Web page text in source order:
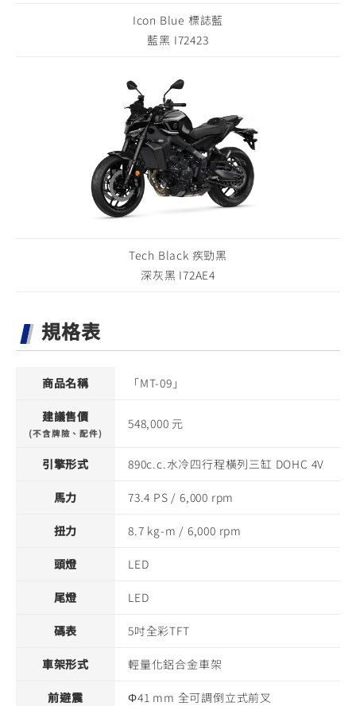
Icon Blue 標誌藍
藍黑 I72423
Tech Black 疾勁黑
深灰黑 I72AE4
規格表
商品名稱 「MT-09」
建議售價
(不含牌險、配件)
548,000 元
引擎形式 890c.c.水冷四行程橫列三缸 DOHC 4V
馬力 73.4 PS / 6,000 rpm
扭力 8.7 kg-m / 6,000 rpm
頭燈 LED
尾燈 LED
碼表 5吋全彩TFT
車架形式 輕量化鋁合金車架
前避震 Φ41 mm 全可調倒立式前叉